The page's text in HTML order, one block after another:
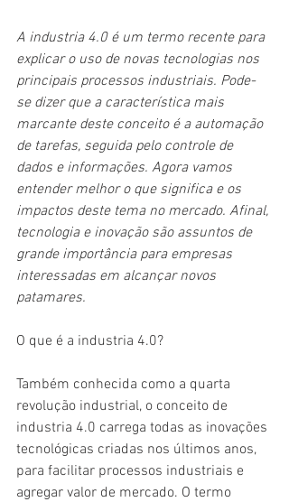
A industria 4.0 é um termo recente para
explicar o uso de novas tecnologias nos
principais processos industriais. Pode-
se dizer que a característica mais
marcante deste conceito é a automação
de tarefas, seguida pelo controle de
dados e informações. Agora vamos
entender melhor o que significa e os
impactos deste tema no mercado. Afinal,
tecnologia e inovação são assuntos de
grande importância para empresas
interessadas em alcançar novos
patamares.
O que é a industria 4.0?
Também conhecida como a quarta
revolução industrial, o conceito de
industria 4.0 carrega todas as inovações
tecnológicas criadas nos últimos anos,
para facilitar processos industriais e
agregar valor de mercado. O termo